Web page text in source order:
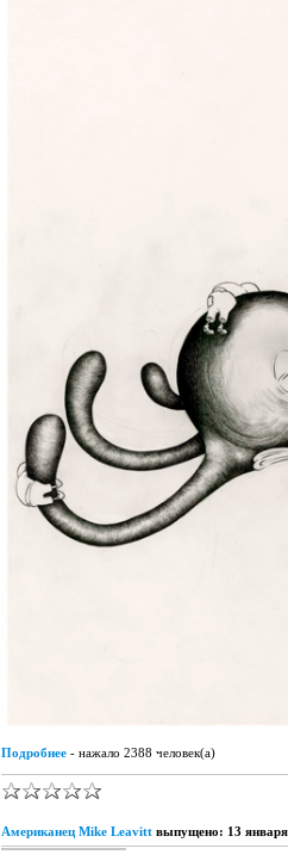
Подробнее - нажало 2388 человек(а)
Американец Mike Leavitt выпущено: 13